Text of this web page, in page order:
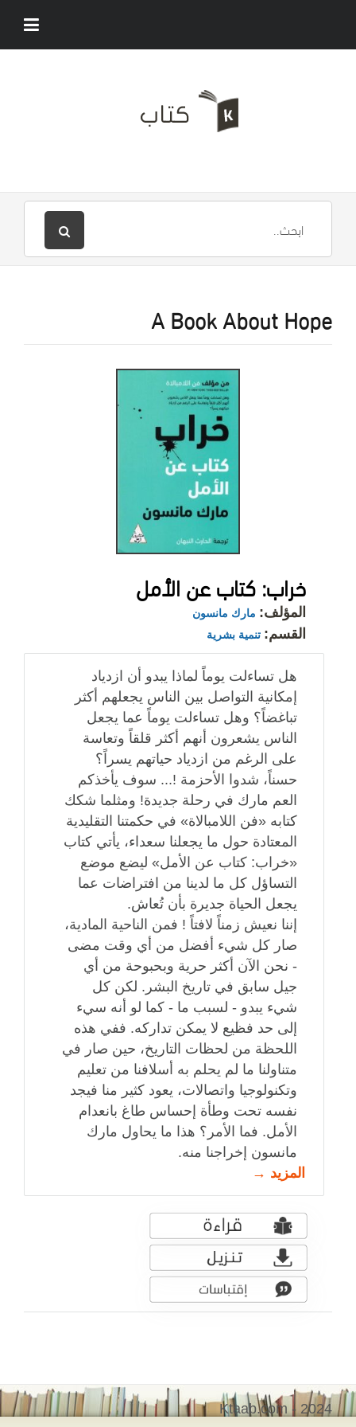
A Book About Hope
خراب: كتاب عن الأمل
المؤلف: مارك مانسون
القسم: تنمية بشرية
هل تساءلت يوماً لماذا يبدو أن ازدياد
إمكانية التواصل بين الناس يجعلهم أكثر
تباغضاً؟ وهل تساءلت يوماً عما يجعل
الناس يشعرون أنهم أكثر قلقاً وتعاسة
على الرغم من ازدياد حياتهم يسراً؟
حسناً، شدوا الأحزمة !... سوف يأخذكم
العم مارك في رحلة جديدة! ومثلما شكك
كتابه «فن اللامبالاة» في حكمتنا التقليدية
المعتادة حول ما يجعلنا سعداء، يأتي كتاب
«خراب: كتاب عن الأمل» ليضع موضع
التساؤل كل ما لدينا من افتراضات عما
يجعل الحياة جديرة بأن تُعاش.
إننا نعيش زمناً لافتاً ! فمن الناحية المادية،
صار كل شيء أفضل من أي وقت مضى
- نحن الآن أكثر حرية وبحبوحة من أي
جيل سابق في تاريخ البشر. لكن كل
شيء يبدو - لسبب ما - كما لو أنه سيء
إلى حد فظيع لا يمكن تداركه. ففي هذه
اللحظة من لحظات التاريخ، حين صار في
متناولنا ما لم يحلم به أسلافنا من تعليم
وتكنولوجيا واتصالات، يعود كثير منا فيجد
نفسه تحت وطأة إحساس طاغ بانعدام
الأمل. فما الأمر؟ هذا ما يحاول مارك
مانسون إخراجنا منه.
المزيد →
Ktaab.com - 2024